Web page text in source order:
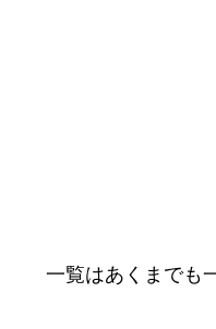
一覧はあくまでも